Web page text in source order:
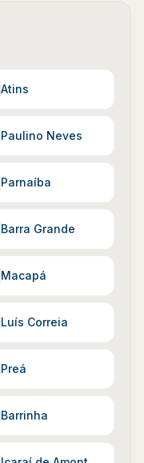
Atins
Paulino Neves
Parnaíba
Barra Grande
Macapá
Luís Correia
Preá
Barrinha